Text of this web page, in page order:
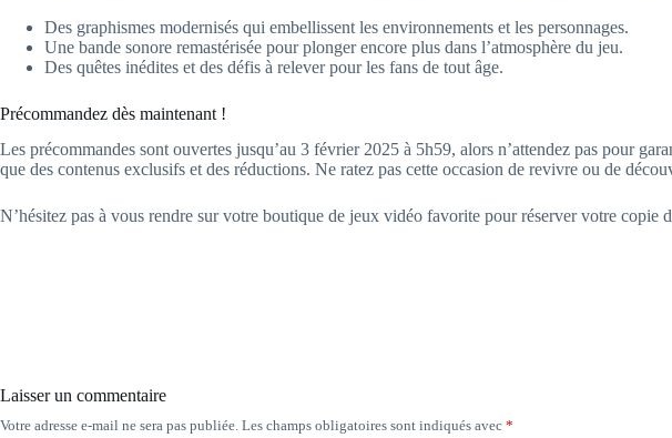
Des graphismes modernisés qui embellissent les environnements et les personnages.
Une bande sonore remastérisée pour plonger encore plus dans l’atmosphère du jeu.
Des quêtes inédites et des défis à relever pour les fans de tout âge.
Précommandez dès maintenant !
Les précommandes sont ouvertes jusqu’au 3 février 2025 à 5h59, alors n’attendez pas pour
que des contenus exclusifs et des réductions. Ne ratez pas cette occasion de revivre ou de
N’hésitez pas à vous rendre sur votre boutique de jeux vidéo favorite pour réserver votre copie
Laisser un commentaire
Votre adresse e-mail ne sera pas publiée. Les champs obligatoires sont indiqués avec *